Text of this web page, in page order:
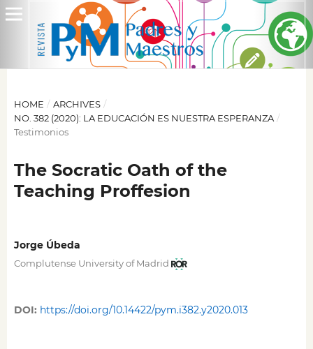
HOME / ARCHIVES /
NO. 382 (2020): LA EDUCACIÓN ES NUESTRA ESPERANZA /
Testimonios
The Socratic Oath of the
Teaching Proffesion
Jorge Úbeda
Complutense University of Madrid
DOI: https://doi.org/10.14422/pym.i382.y2020.013